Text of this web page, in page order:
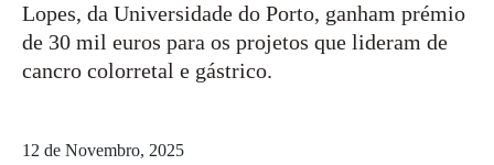
Lopes, da Universidade do Porto, ganham prémio
de 30 mil euros para os projetos que lideram de
cancro colorretal e gástrico.
12 de Novembro, 2025